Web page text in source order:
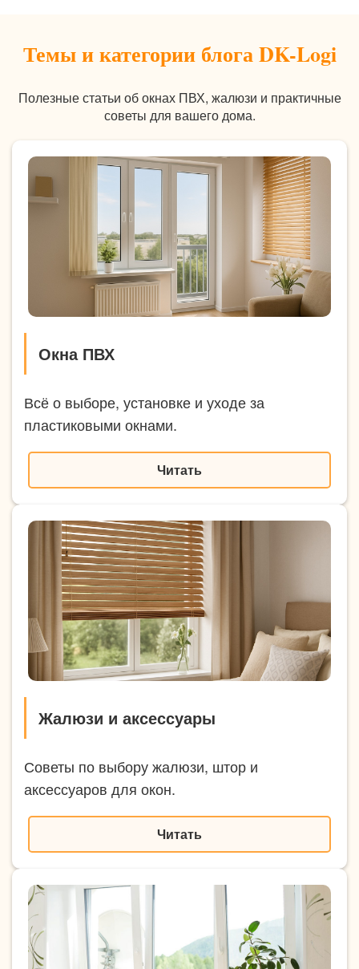
Темы и категории блога DK-Logi
Полезные статьи об окнах ПВХ, жалюзи и практичные
советы для вашего дома.
Окна ПВХ
Всё о выборе, установке и уходе за
пластиковыми окнами.
Читать
Жалюзи и аксессуары
Советы по выбору жалюзи, штор и
аксессуаров для окон.
Читать